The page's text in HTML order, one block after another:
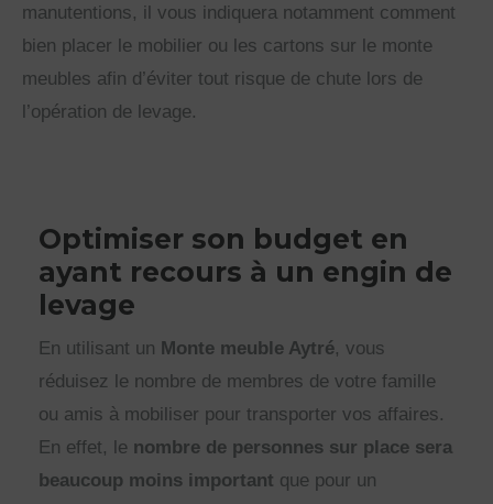
manutentions, il vous indiquera notamment comment
bien placer le mobilier ou les cartons sur le monte
meubles afin d’éviter tout risque de chute lors de
l’opération de levage.
Optimiser son budget en
ayant recours à un engin de
levage
En utilisant un Monte meuble Aytré, vous
réduisez le nombre de membres de votre famille
ou amis à mobiliser pour transporter vos affaires.
En effet, le nombre de personnes sur place sera
beaucoup moins important que pour un